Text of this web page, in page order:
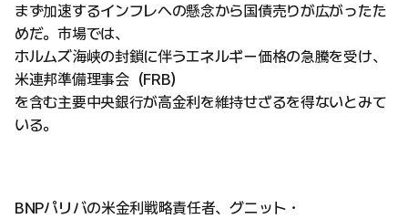
まず加速するインフレへの懸念から国債売りが広がったた
めだ。市場では、
ホルムズ海峡の封鎖に伴うエネルギー価格の急騰を受け、
米連邦準備理事会（FRB）
を含む主要中央銀行が高金利を維持せざるを得ないとみて
いる。
BNPパリバの米金利戦略責任者、グニット・